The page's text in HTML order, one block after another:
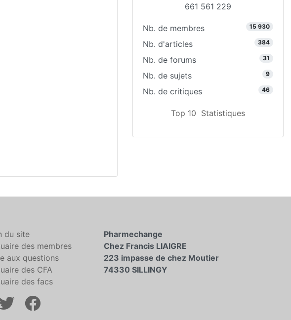
661 561 229
Nb. de membres 15 930
Nb. d'articles 384
Nb. de forums 31
Nb. de sujets 9
Nb. de critiques 46
Top 10 Statistiques
du site
des membres
aux questions
des CFA
des facs
Pharmechange
Chez Francis LIAIGRE
223 impasse de chez Moutier
74330 SILLINGY